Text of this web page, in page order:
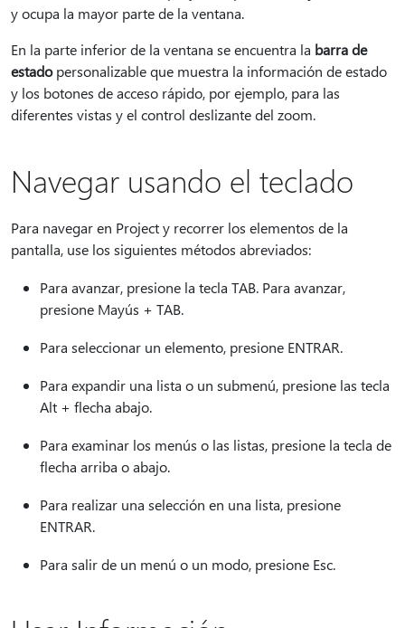
y ocupa la mayor parte de la ventana.
En la parte inferior de la ventana se encuentra la barra de
estadopersonalizable que muestra la información de estado
y los botones de acceso rápido, por ejemplo, para las
diferentes vistas y el control deslizante del zoom.
Navegar usando el teclado
Para navegar en Project y recorrer los elementos de la
pantalla, use los siguientes métodos abreviados:
Para avanzar, presione la tecla TAB. Para avanzar,
presione Mayús + TAB.
Para seleccionar un elemento, presione ENTRAR.
Para expandir una lista o un submenú, presione las tecla
Alt + flecha abajo.
Para examinar los menús o las listas, presione la tecla de
flecha arriba o abajo.
Para realizar una selección en una lista, presione
ENTRAR.
Para salir de un menú o un modo, presione Esc.